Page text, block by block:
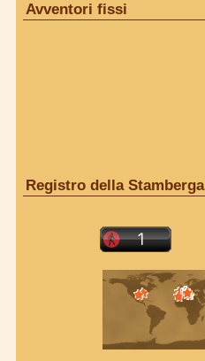
Avventori fissi
Registro della Stamberga